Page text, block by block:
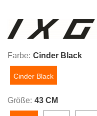
Farbe: Cinder Black
Cinder Black
Größe: 43 CM